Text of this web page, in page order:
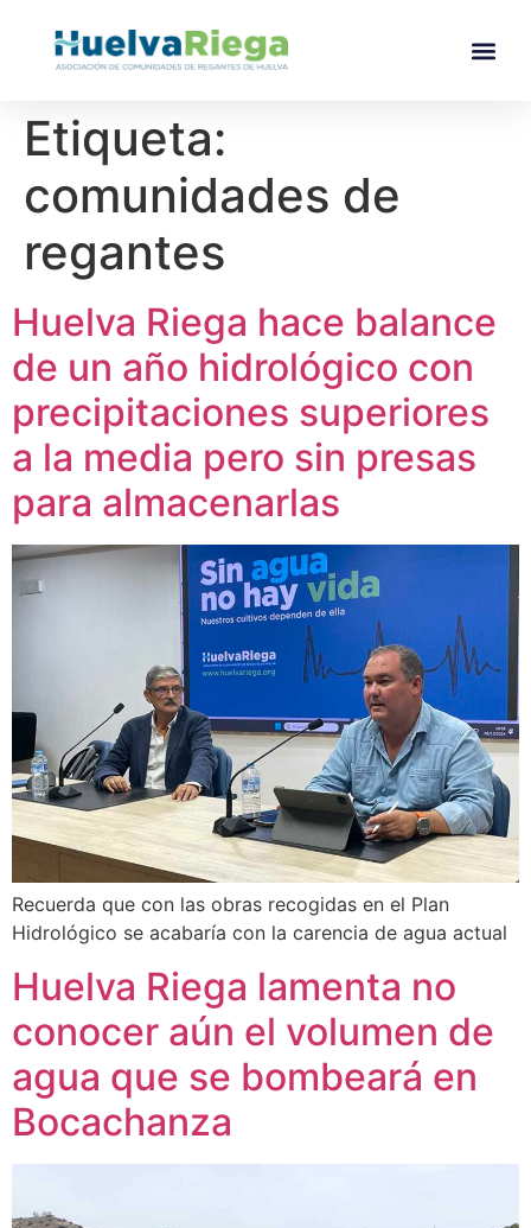
Etiqueta:
comunidades de
regantes
Huelva Riega hace balance
de un año hidrológico con
precipitaciones superiores
a la media pero sin presas
para almacenarlas
Recuerda que con las obras recogidas en el Plan
Hidrológico se acabaría con la carencia de agua actual
Huelva Riega lamenta no
conocer aún el volumen de
agua que se bombeará en
Bocachanza